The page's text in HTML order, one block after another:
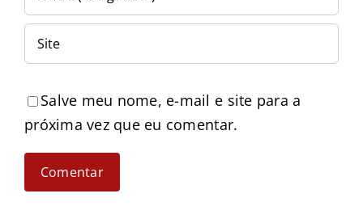
Salve meu nome, e-mail e site para a
próxima vez que eu comentar.